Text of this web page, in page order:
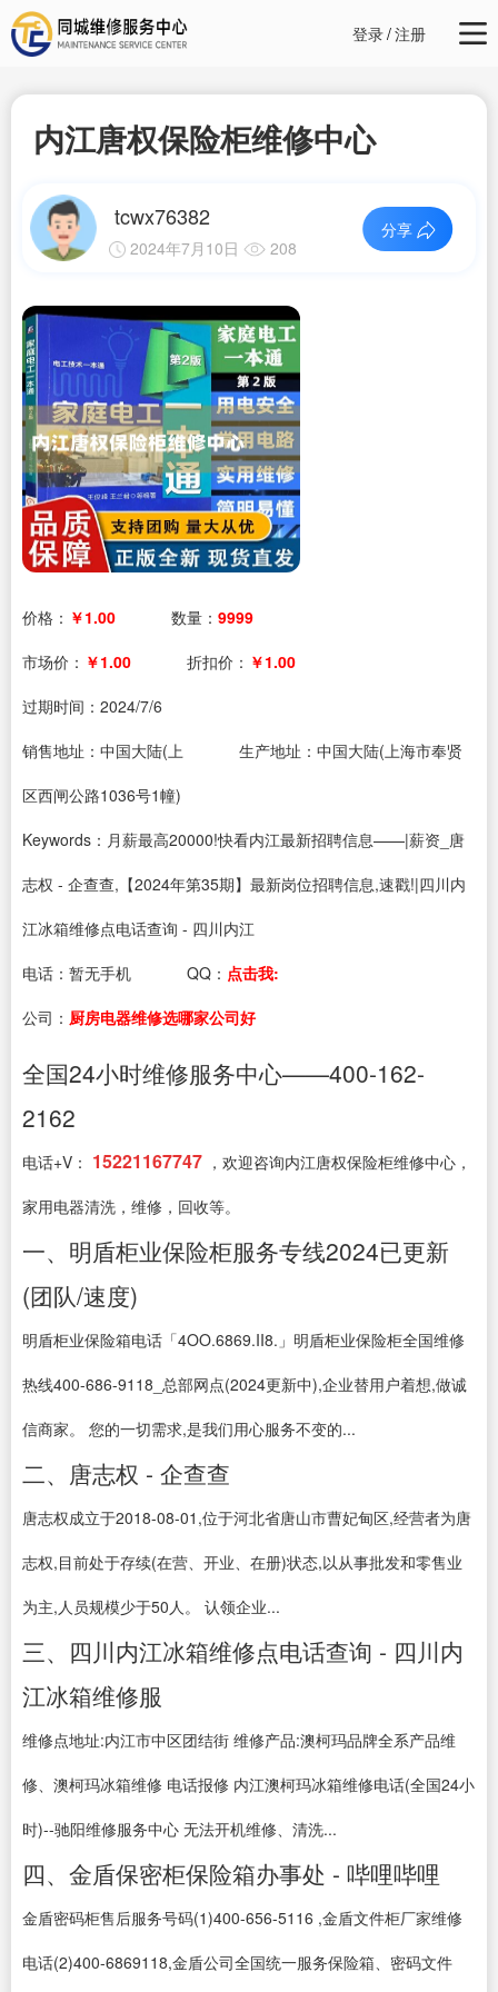
登录/注册
内江唐权保险柜维修中心
tcwx76382
2024年7月10日 208
分享
价格： ￥1.00 数量： 9999
市场价： ￥1.00 折扣价： ￥1.00
过期时间： 2024/7/6
销售地址：中国大陆(上
生产地址：中国大陆(上海市奉贤
区西闸公路1036号1幢)
Keywords：月薪最高20000!快看内江最新招聘信息——|薪资_唐
志权 - 企查查,【2024年第35期】最新岗位招聘信息,速戳!|四川内
江冰箱维修点电话查询 - 四川内江
电话： 暂无手机 QQ： 点击我:
公司： 厨房电器维修选哪家公司好
全国24小时维修服务中心——400-162-
2162
电话+V： 15221167747 ，欢迎咨询内江唐权保险柜维修中心，
家用电器清洗，维修，回收等。
一、明盾柜业保险柜服务专线2024已更新
(团队/速度)
明盾柜业保险箱电话「4OO.6869.II8.」明盾柜业保险柜全国维修
热线400-686-9118_总部网点(2024更新中),企业替用户着想,做诚
信商家。 您的一切需求,是我们用心服务不变的...
二、唐志权 - 企查查
唐志权成立于2018-08-01,位于河北省唐山市曹妃甸区,经营者为唐
志权,目前处于存续(在营、开业、在册)状态,以从事批发和零售业
为主,人员规模少于50人。 认领企业...
三、四川内江冰箱维修点电话查询 - 四川内
江冰箱维修服
维修点地址:内江市中区团结街 维修产品:澳柯玛品牌全系产品维
修、澳柯玛冰箱维修 电话报修 内江澳柯玛冰箱维修电话(全国24小
时)--驰阳维修服务中心 无法开机维修、清洗...
四、金盾保密柜保险箱办事处 - 哔哩哔哩
金盾密码柜售后服务号码(1)400-656-5116 ,金盾文件柜厂家维修
电话(2)400-6869118,金盾公司全国统一服务保险箱、密码文件